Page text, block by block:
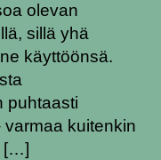
olevan
sillä yhä
käyttöönsä.
puhtaasti
kuitenkin
[…]